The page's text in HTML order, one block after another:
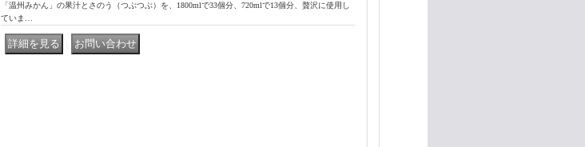
「温州みかん」の果汁とさのう（つぶつぶ）を、1800mlで33個分、720mlで13個分、贅沢に使用し
ていま…